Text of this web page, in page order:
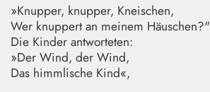
»Knupper, knupper, Kneischen,
Wer knuppert an meinem Häuschen?"
Die Kinder antworteten:
»Der Wind, der Wind,
Das himmlische Kind«,